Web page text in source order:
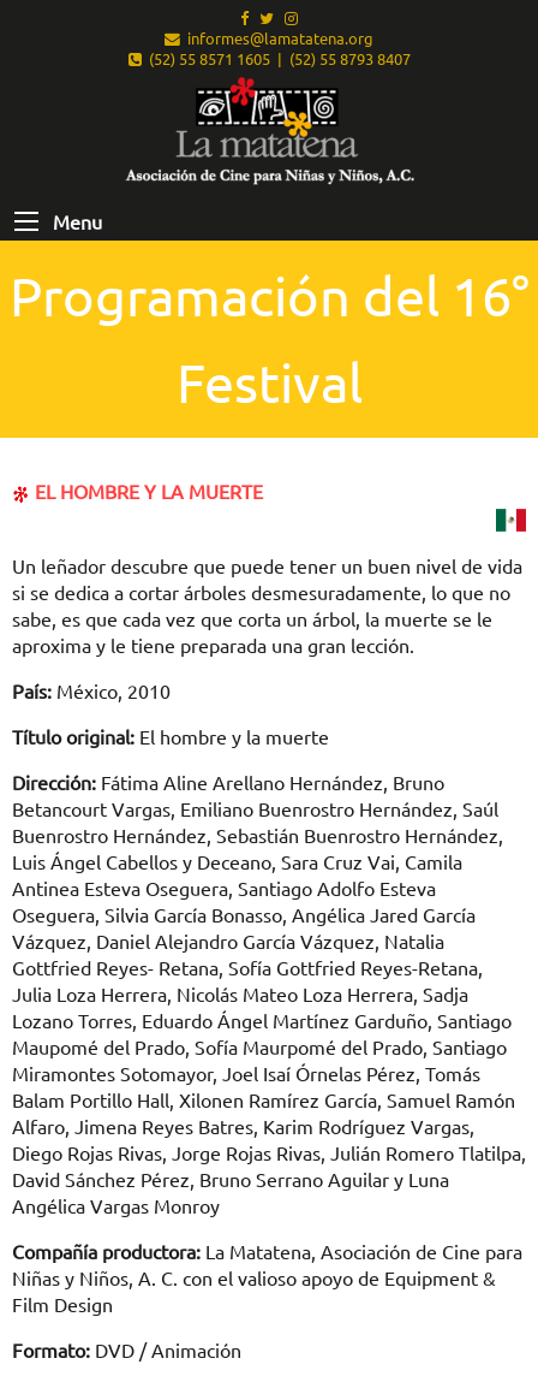
informes@lamatatena.org
(52) 55 8571 1605 | (52) 55 8793 8407
Menu
Programación del 16°
Festival
EL HOMBRE Y LA MUERTE
Un leñador descubre que puede tener un buen nivel de vida
si se dedica a cortar árboles desmesuradamente, lo que no
sabe, es que cada vez que corta un árbol, la muerte se le
aproxima y le tiene preparada una gran lección.
País: México, 2010
Título original: El hombre y la muerte
Dirección: Fátima Aline Arellano Hernández, Bruno
Betancourt Vargas, Emiliano Buenrostro Hernández, Saúl
Buenrostro Hernández, Sebastián Buenrostro Hernández,
Luis Ángel Cabellos y Deceano, Sara Cruz Vai, Camila
Antinea Esteva Oseguera, Santiago Adolfo Esteva
Oseguera, Silvia García Bonasso, Angélica Jared García
Vázquez, Daniel Alejandro García Vázquez, Natalia
Gottfried Reyes- Retana, Sofía Gottfried Reyes-Retana,
Julia Loza Herrera, Nicolás Mateo Loza Herrera, Sadja
Lozano Torres, Eduardo Ángel Martínez Garduño, Santiago
Maupomé del Prado, Sofía Maurpomé del Prado, Santiago
Miramontes Sotomayor, Joel Isaí Órnelas Pérez, Tomás
Balam Portillo Hall, Xilonen Ramírez García, Samuel Ramón
Alfaro, Jimena Reyes Batres, Karim Rodríguez Vargas,
Diego Rojas Rivas, Jorge Rojas Rivas, Julián Romero Tlatilpa,
David Sánchez Pérez, Bruno Serrano Aguilar y Luna
Angélica Vargas Monroy
Compañía productora: La Matatena, Asociación de Cine para
Niñas y Niños, A. C. con el valioso apoyo de Equipment &
Film Design
Formato: DVD / Animación